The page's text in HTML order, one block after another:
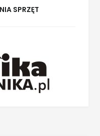
SPRZĘT